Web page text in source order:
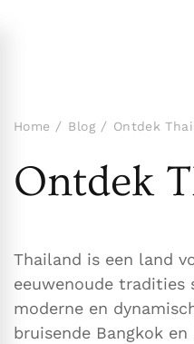
expert-tips,
meer. Verken
Home Blog Ontdek
Ontdek
Thailand is een land
eeuwenoude tradities
moderne en
bruisende Bangkok